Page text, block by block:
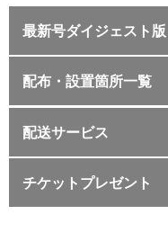
最新号ダイジェスト版
配布・設置箇所一覧
配送サービス
チケットプレゼント